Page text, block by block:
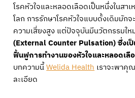
โรคหัวใจและหลอดเลือดเป็นหนึ่งในสา
โลก การรักษาโรคหัวใจแบบดั้งเดิมมัก
ความเสี่ยงสูง แต่ปัจจุบันมีนวัตกรรมให
(External Counter Pulsation) ซึ่งเป็
ฟื้นฟูการทำงานของหัวใจและหลอดเลื
บทความนี้Welida Healthเราจะพาคุ
ละเอียด